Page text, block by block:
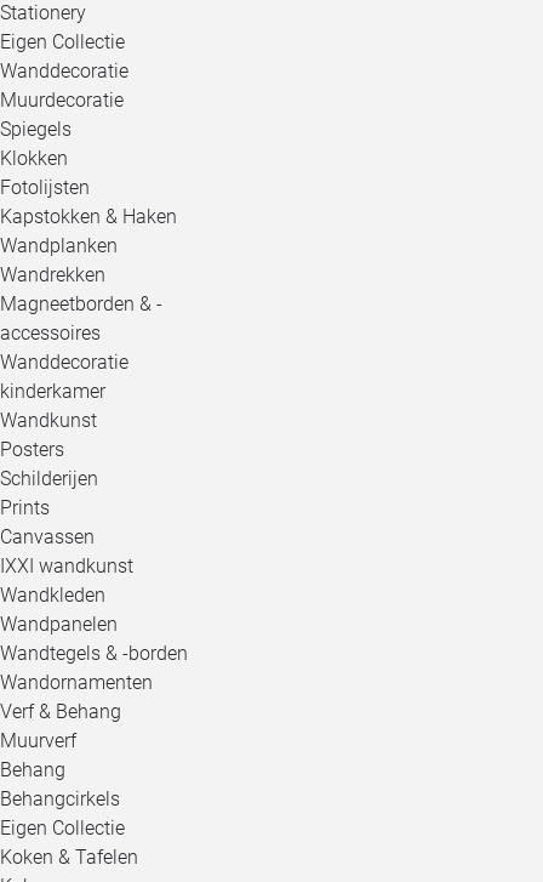
Stationery
Eigen Collectie
Wanddecoratie
Muurdecoratie
Spiegels
Klokken
Fotolijsten
Kapstokken & Haken
Wandplanken
Wandrekken
Magneetborden & -
accessoires
Wanddecoratie
kinderkamer
Wandkunst
Posters
Schilderijen
Prints
Canvassen
IXXI wandkunst
Wandkleden
Wandpanelen
Wandtegels & -borden
Wandornamenten
Verf & Behang
Muurverf
Behang
Behangcirkels
Eigen Collectie
Koken & Tafelen